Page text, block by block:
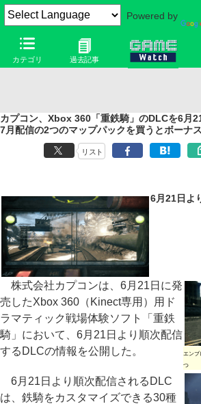
Powered by
カテゴリ 過去記事
カプコン、Xbox 360「重鉄騎」のDLCを6月
7月配信の2つのマップパックを買うとボーナ
リスト
6月21日よ
エンブ
つ
株式会社カプコンは、6月21日に発
売したXbox 360（Kinect専用）用ド
ラマティック戦場体験ソフト「重鉄
騎」において、6月21日より順次配信
するDLCの情報を公開した。
6月21日より順次配信されるDLC
は、鉄騎をカスタマイズできる30種